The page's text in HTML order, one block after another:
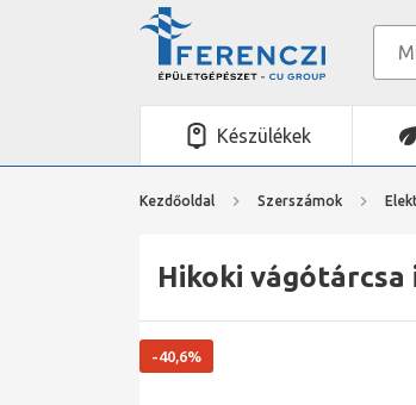
Készülékek
Kezdőoldal Szerszámok
Hikoki vágótárcsa
-40,6%